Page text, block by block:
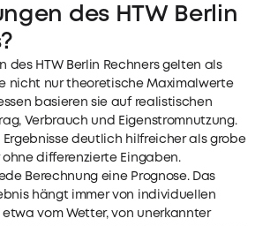
des HTW Berlin
des HTW Berlin Rechners gelten als
nicht nur theoretische Maximalwerte
basieren sie auf realistischen
Verbrauch und Eigenstromnutzung.
Ergebnisse deutlich hilfreicher als grobe
differenzierte Eingaben.
Berechnung eine Prognose. Das
hängt immer von individuellen
vom Wetter, von unerkannter